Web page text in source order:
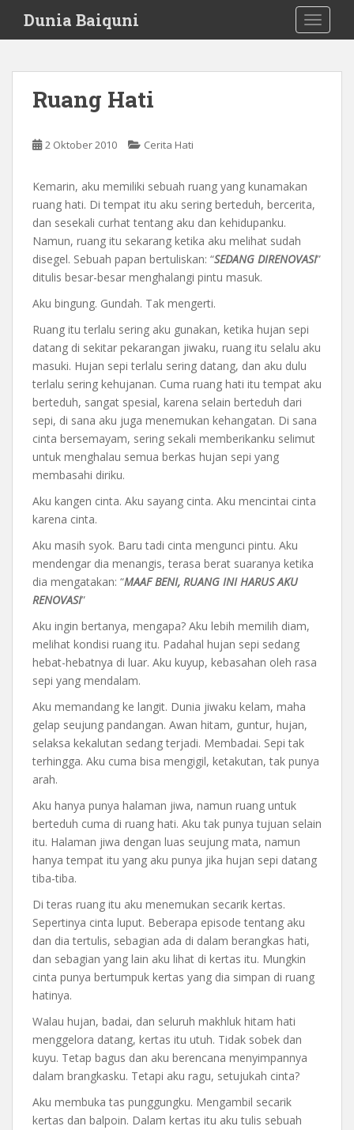
i
Dunia Baiquni
Ruang Hati
2 Oktober 2010 Cerita Hati
Kemarin, aku memiliki sebuah ruang yang kunamakan
ruang hati. Di tempat itu aku sering berteduh, bercerita,
dan sesekali curhat tentang aku dan kehidupanku.
Namun, ruang itu sekarang ketika aku melihat sudah
disegel. Sebuah papan bertuliskan: “SEDANG DIRENOVASI”
ditulis besar-besar menghalangi pintu masuk.
Aku bingung. Gundah. Tak mengerti.
Ruang itu terlalu sering aku gunakan, ketika hujan sepi
datang di sekitar pekarangan jiwaku, ruang itu selalu aku
masuki. Hujan sepi terlalu sering datang, dan aku dulu
terlalu sering kehujanan. Cuma ruang hati itu tempat aku
berteduh, sangat spesial, karena selain berteduh dari
sepi, di sana aku juga menemukan kehangatan. Di sana
cinta bersemayam, sering sekali memberikanku selimut
untuk menghalau semua berkas hujan sepi yang
membasahi diriku.
Aku kangen cinta. Aku sayang cinta. Aku mencintai cinta
karena cinta.
Aku masih syok. Baru tadi cinta mengunci pintu. Aku
mendengar dia menangis, terasa berat suaranya ketika
dia mengatakan: “MAAF BENI, RUANG INI HARUS AKU
RENOVASI”
Aku ingin bertanya, mengapa? Aku lebih memilih diam,
melihat kondisi ruang itu. Padahal hujan sepi sedang
hebat-hebatnya di luar. Aku kuyup, kebasahan oleh rasa
sepi yang mendalam.
Aku memandang ke langit. Dunia jiwaku kelam, maha
gelap seujung pandangan. Awan hitam, guntur, hujan,
selaksa kekalutan sedang terjadi. Membadai. Sepi tak
terhingga. Aku cuma bisa mengigil, ketakutan, tak punya
arah.
Aku hanya punya halaman jiwa, namun ruang untuk
berteduh cuma di ruang hati. Aku tak punya tujuan selain
itu. Halaman jiwa dengan luas seujung mata, namun
hanya tempat itu yang aku punya jika hujan sepi datang
tiba-tiba.
Di teras ruang itu aku menemukan secarik kertas.
Sepertinya cinta luput. Beberapa episode tentang aku
dan dia tertulis, sebagian ada di dalam berangkas hati,
dan sebagian yang lain aku lihat di kertas itu. Mungkin
cinta punya bertumpuk kertas yang dia simpan di ruang
hatinya.
Walau hujan, badai, dan seluruh makhluk hitam hati
menggelora datang, kertas itu utuh. Tidak sobek dan
kuyu. Tetap bagus dan aku berencana menyimpannya
dalam brangkasku. Tetapi aku ragu, setujukah cinta?
Aku membuka tas punggungku. Mengambil secarik
kertas dan balpoin. Dalam kertas itu aku tulis sebuah